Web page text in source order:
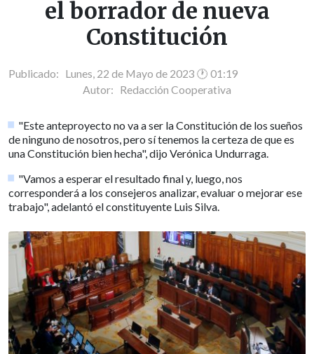
el borrador de nueva
Constitución
Publicado: Lunes, 22 de Mayo de 2023 🕐 01:19
Autor: Redacción Cooperativa
"Este anteproyecto no va a ser la Constitución de los sueños
de ninguno de nosotros, pero sí tenemos la certeza de que es
una Constitución bien hecha", dijo Verónica Undurraga.
"Vamos a esperar el resultado final y, luego, nos
corresponderá a los consejeros analizar, evaluar o mejorar ese
trabajo", adelantó el constituyente Luis Silva.